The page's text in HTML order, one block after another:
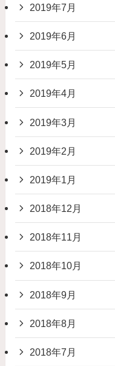
2019年7月
2019年6月
2019年5月
2019年4月
2019年3月
2019年2月
2019年1月
2018年12月
2018年11月
2018年10月
2018年9月
2018年8月
2018年7月